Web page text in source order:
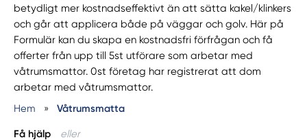
betydligt mer kostnadseffektivt än att sätta kakel/klinkers
och går att applicera både på väggar och golv. Här på
Formulär kan du skapa en kostnadsfri förfrågan och få
offerter från upp till 5st utförare som arbetar med
våtrumsmattor. 0st företag har registrerat att dom
arbetar med våtrumsmattor.
Hem
» Våtrumsmatta
Få hjälp eller